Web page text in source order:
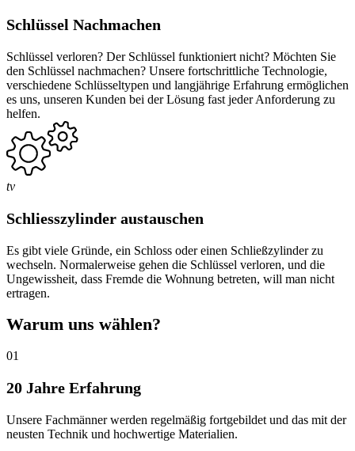
Schlüssel Nachmachen
Schlüssel verloren? Der Schlüssel funktioniert nicht? Möchten Sie
den Schlüssel nachmachen? Unsere fortschrittliche Technologie,
verschiedene Schlüsseltypen und langjährige Erfahrung ermöglichen
es uns, unseren Kunden bei der Lösung fast jeder Anforderung zu
helfen.
tv
Schliesszylinder austauschen
Es gibt viele Gründe, ein Schloss oder einen Schließzylinder zu
wechseln. Normalerweise gehen die Schlüssel verloren, und die
Ungewissheit, dass Fremde die Wohnung betreten, will man nicht
ertragen.
Warum uns wählen?
01
20 Jahre Erfahrung
Unsere Fachmänner werden regelmäßig fortgebildet und das mit der
neusten Technik und hochwertige Materialien.